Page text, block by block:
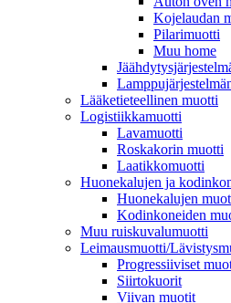
Kojelaudan
Pilarimuotti
Muu home
Lääketieteellinen muotti
Logistiikkamuotti
Lavamuotti
Roskakorin muotti
Laatikkomuotti
Huonekalujen ja
Huonekalujen
Kodinkoneiden
Muu ruiskuvalumuotti
Leimausmuotti/
Progressiiviset
Siirtokuorit
Viivan muotit